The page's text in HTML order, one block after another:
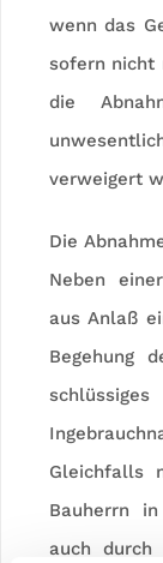
wenn das
sofern nicht
die
verweigert
Die
Neben
aus Anlaß
Begehung
Gleichfalls
Bauherrn
auch durch